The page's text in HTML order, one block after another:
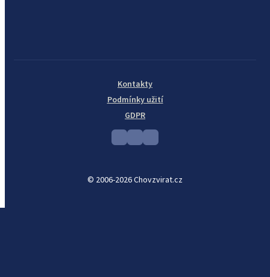
© 2006-2026 Chovzvirat.cz
Kontakty
Podmínky užití
GDPR